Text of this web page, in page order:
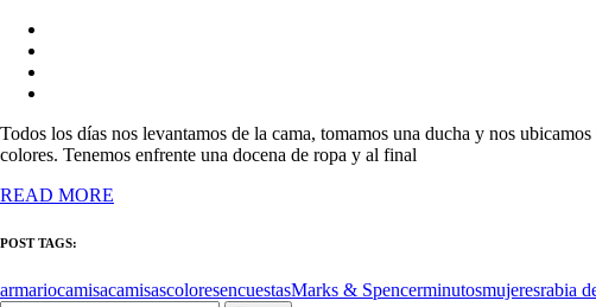
Todos los días nos levantamos de la cama, tomamos una ducha y nos
colores. Tenemos enfrente una docena de ropa y al final
READ MORE
POST TAGS:
armariocamisacamisascoloresencuestasMarks & Spencerminutosmujeresrabia